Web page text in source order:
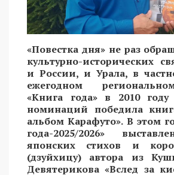
«Повестка дня» не раз
культурно-исторических
и России, и Урала, в
ежегодном
«Книга года» в 2010
номинаций победила
альбом Карафуто». В этом
года-2025/2026»
японских стихов и
(дзуйхицу) автора из
Девятерикова «Вслед за